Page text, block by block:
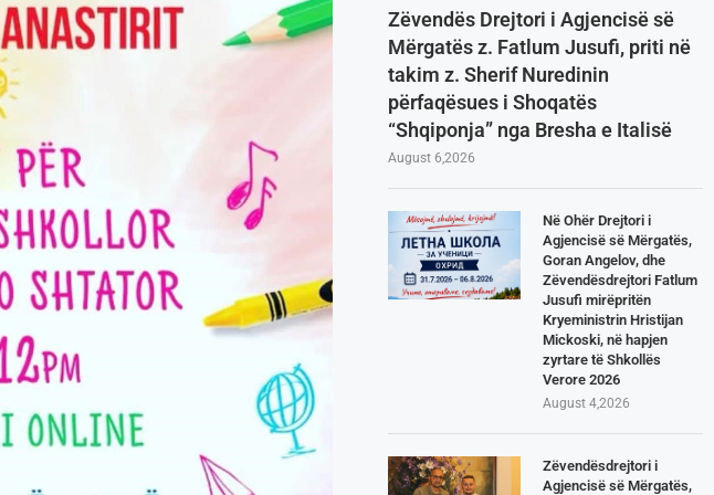
Zëvendës Drejtori i Agjencisë së
Mërgatës z. Fatlum Jusufi, priti në
takim z. Sherif Nuredinin
përfaqësues i Shoqatës
“Shqiponja” nga Bresha e Italisë
August 6,2026
Në Ohër Drejtori i
Agjencisë së Mërgatës,
Goran Angelov, dhe
Zëvendësdrejtori Fatlum
Jusufi mirëpritën
Kryeministrin Hristijan
Mickoski, në hapjen
zyrtare të Shkollës
Verore 2026
August 4,2026
Zëvendësdrejtori i
Agjencisë së Mërgatës,